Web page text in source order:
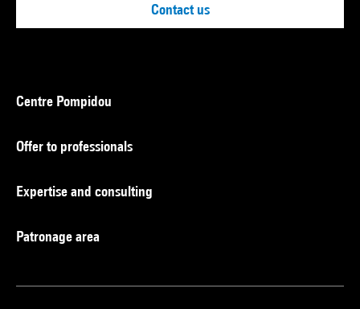
Contact us
Centre Pompidou
Offer to professionals
Expertise and consulting
Patronage area